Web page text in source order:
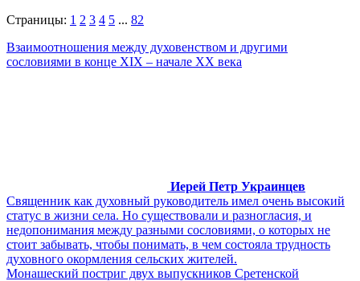
Страницы: 1 2 3 4 5 ... 82
Взаимоотношения между духовенством и другими
сословиями в конце XIX – начале XX века
Иерей Петр Украинцев
Священник как духовный руководитель имел очень высокий
статус в жизни села. Но существовали и разногласия, и
недопонимания между разными сословиями, о которых не
стоит забывать, чтобы понимать, в чем состояла трудность
духовного окормления сельских жителей.
Монашеский постриг двух выпускников Сретенской